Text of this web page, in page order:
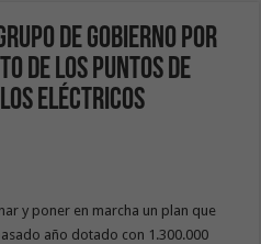
de Gobierno por
de los puntos de
eléctricos
y poner en marcha un plan que
año dotado con 1.300.000